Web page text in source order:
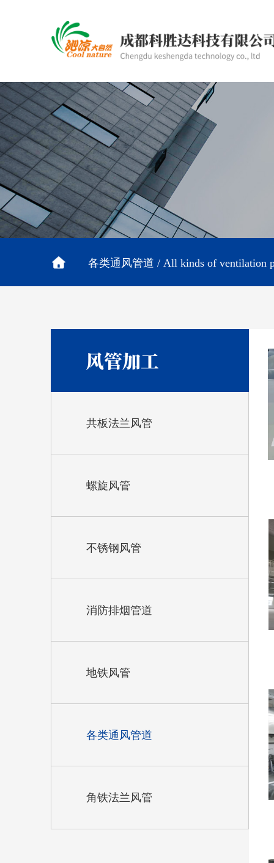
各类通风管道 / All kinds of ventilation
风管加工
共板法兰风管
螺旋风管
不锈钢风管
消防排烟管道
地铁风管
各类通风管道
角铁法兰风管